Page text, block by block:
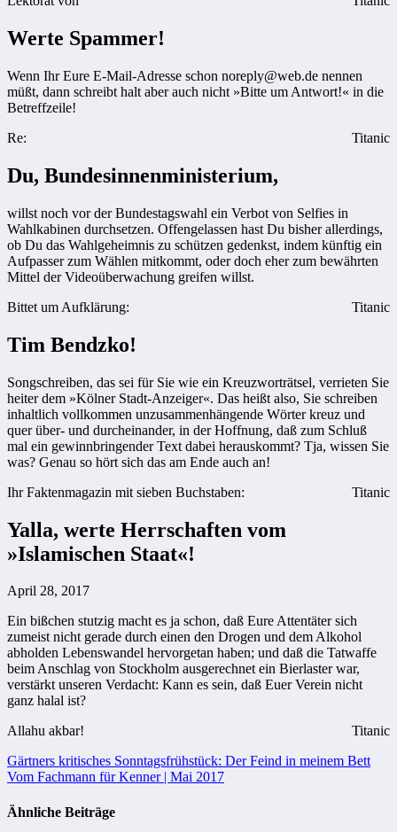
Werte Spammer!
Wenn Ihr Eure E-Mail-Adresse schon noreply@web.de nennen
müßt, dann schreibt halt aber auch nicht »Bitte um Antwort!« in die
Betreffzeile!
Re:
Titanic
Du, Bundesinnenministerium,
willst noch vor der Bundestagswahl ein Verbot von Selfies in
Wahlkabinen durchsetzen. Offengelassen hast Du bisher allerdings,
ob Du das Wahlgeheimnis zu schützen gedenkst, indem künftig ein
Aufpasser zum Wählen mitkommt, oder doch eher zum bewährten
Mittel der Videoüberwachung greifen willst.
Bittet um Aufklärung:
Titanic
Tim Bendzko!
Songschreiben, das sei für Sie wie ein Kreuzworträtsel, verrieten Sie
heiter dem »Kölner Stadt-Anzeiger«. Das heißt also, Sie schreiben
inhaltlich vollkommen unzusammenhängende Wörter kreuz und
quer über- und durcheinander, in der Hoffnung, daß zum Schluß
mal ein gewinnbringender Text dabei herauskommt? Tja, wissen Sie
was? Genau so hört sich das am Ende auch an!
Ihr Faktenmagazin mit sieben Buchstaben:
Titanic
Yalla, werte Herrschaften vom
»Islamischen Staat«!
April 28, 2017
Ein bißchen stutzig macht es ja schon, daß Eure Attentäter sich
zumeist nicht gerade durch einen den Drogen und dem Alkohol
abholden Lebenswandel hervorgetan haben; und daß die Tatwaffe
beim Anschlag von Stockholm ausgerechnet ein Bierlaster war,
verstärkt unseren Verdacht: Kann es sein, daß Euer Verein nicht
ganz halal ist?
Allahu akbar!
Titanic
Beitragsnavigation
Gärtners kritisches Sonntagsfrühstück: Der Feind in meinem Bett
Vom Fachmann für Kenner | Mai 2017
Ähnliche Beiträge